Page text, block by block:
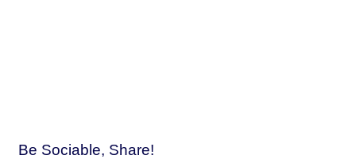
Be Sociable, Share!